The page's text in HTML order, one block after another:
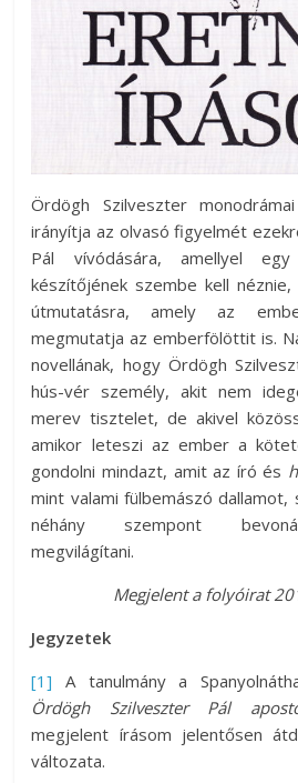
Ördögh Szilveszter
irányítja az olvasó figyelmét
Pál vívódására, amellyel
készítőjének szembe kell
útmutatásra, amely az
megmutatja az emberfölöttit is.
novellának, hogy Ördögh
hús-vér személy, akit nem
merev tisztelet, de akivel
amikor leteszi az ember a
gondolni mindazt, amit az író és
mint valami fülbemászó dallamot,
néhány szempont
megvilágítani.
Megjelent a folyóirat
Jegyzetek
[1] A tanulmány a
Ördögh Szilveszter Pál
megjelent írásom jelentősen
változata.